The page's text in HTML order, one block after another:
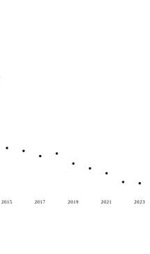
2015 2017 2019 2021 2023